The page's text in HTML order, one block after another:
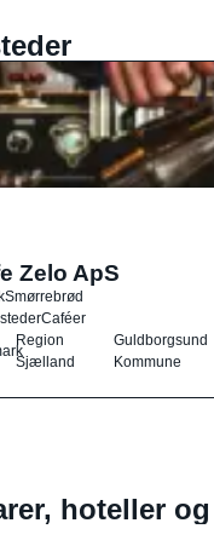
Zelo ApS
Smørrebrød
Caféer
Region
Sjælland
Guldborgsund
Kommune
hoteller